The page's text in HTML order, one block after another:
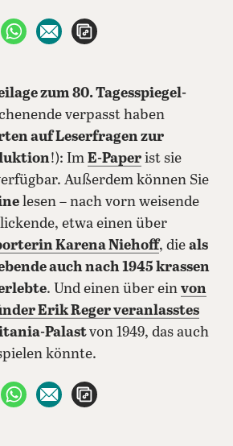
teilen
auf X teilenper WhatsApp teilen
per E-Mail teilen
zum 80. Tagesspiegel-
verpasst haben
auf Leserfragen zur
!): Im E-Paper ist sie
Außerdem können Sie
lesen – nach vorn weisende
etwa einen über
Karena Niehoff, die als
auch nach 1945 krassen
. Und einen über ein von
Erik Reger veranlasstes
Palastvon 1949, das auch
könnte.
teilen
auf X teilenper WhatsApp teilen
per E-Mail teilen